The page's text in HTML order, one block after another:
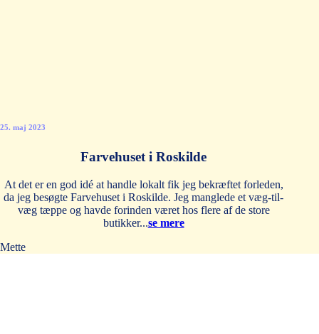
25. maj 2023
Farvehuset i Roskilde
At det er en god idé at handle lokalt fik jeg bekræftet forleden,
da jeg besøgte Farvehuset i Roskilde. Jeg manglede et væg-til-
væg tæppe og havde forinden været hos flere af de store
butikker...se mere
Mette